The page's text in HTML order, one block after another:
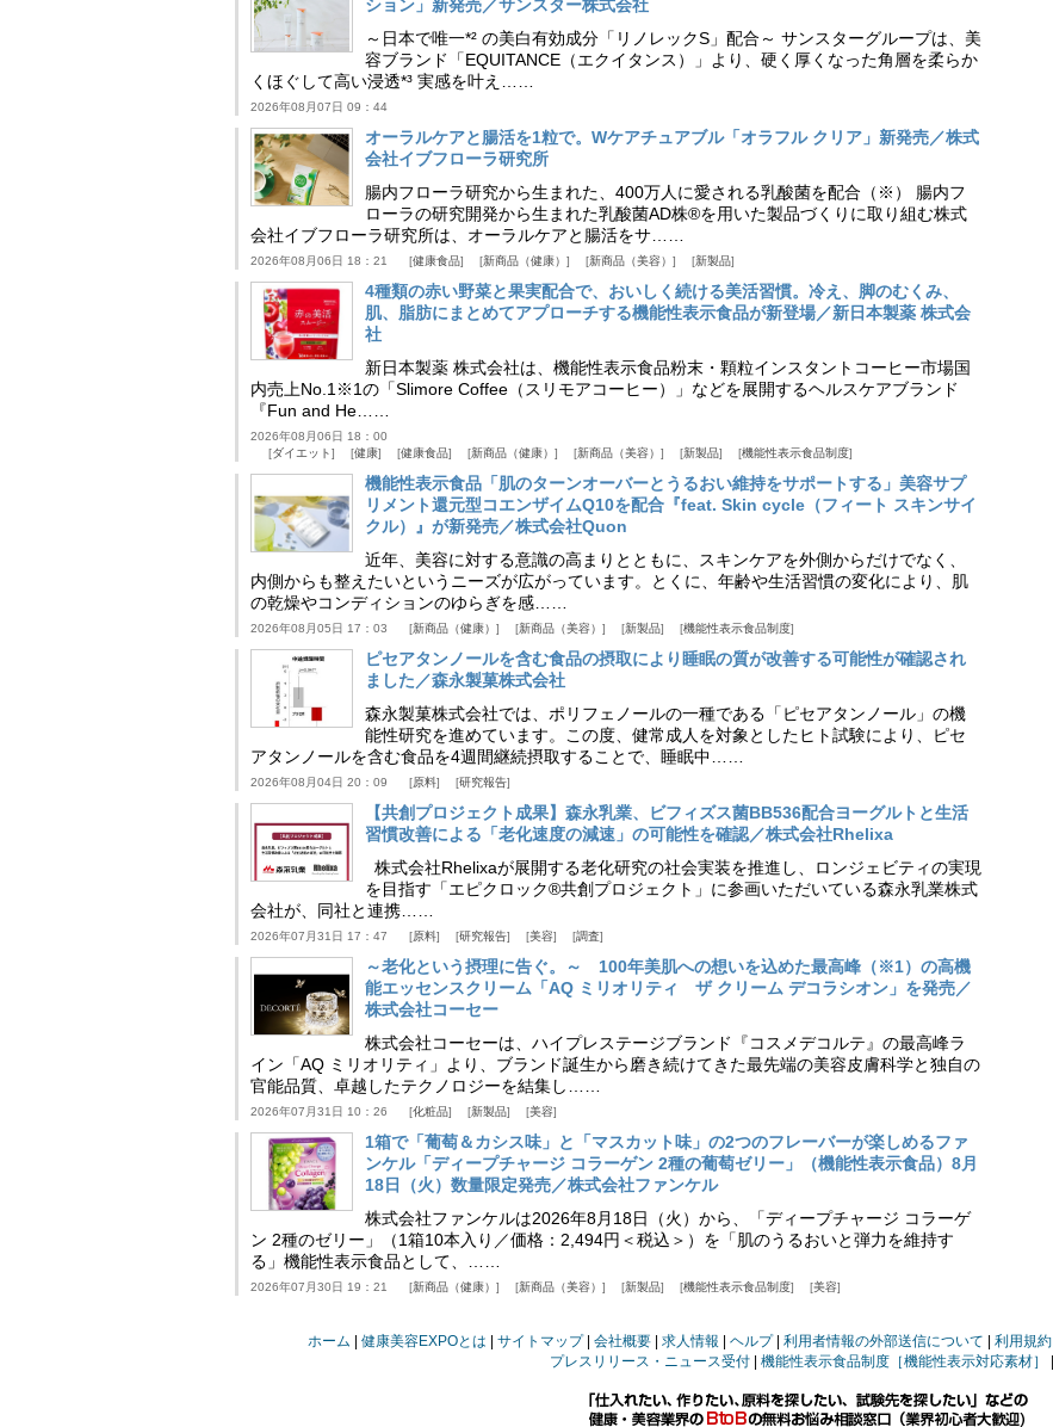
ション」新発売／サンスター株式会社
～日本で唯一*² の美白有効成分「リノレックS」配合～ サンスターグループは、美
容ブランド「EQUITANCE（エクイタンス）」より、硬く厚くなった角層を柔らか
くほぐして高い浸透*³ 実感を叶え……
2026年08月07日 09：44
オーラルケアと腸活を1粒で。Wケアチュアブル「オラフル クリア」新発売／株式
会社イブフローラ研究所
腸内フローラ研究から生まれた、400万人に愛される乳酸菌を配合（※） 腸内フ
ローラの研究開発から生まれた乳酸菌AD株®を用いた製品づくりに取り組む株式
会社イブフローラ研究所は、オーラルケアと腸活をサ……
2026年08月06日 18：21 健康食品 新商品（健康） 新商品（美容） 新製品
4種類の赤い野菜と果実配合で、おいしく続ける美活習慣。冷え、脚のむくみ、
肌、脂肪にまとめてアプローチする機能性表示食品が新登場／新日本製薬 株式会
社
新日本製薬 株式会社は、機能性表示食品粉末・顆粒インスタントコーヒー市場国
内売上No.1※1の「Slimore Coffee（スリモアコーヒー）」などを展開するヘルスケアブランド
『Fun and He……
2026年08月06日 18：00
ダイエット
健康 健康食品 新商品（健康） 新商品（美容） 新製品 機能性表示食品制度
機能性表示食品「肌のターンオーバーとうるおい維持をサポートする」美容サプ
リメント還元型コエンザイムQ10を配合『feat. Skin cycle（フィート スキンサイ
クル）』が新発売／株式会社Quon
近年、美容に対する意識の高まりとともに、スキンケアを外側からだけでなく、
内側からも整えたいというニーズが広がっています。とくに、年齢や生活習慣の変化により、肌
の乾燥やコンディションのゆらぎを感……
2026年08月05日 17：03 新商品（健康） 新商品（美容） 新製品 機能性表示食品制度
ピセアタンノールを含む食品の摂取により睡眠の質が改善する可能性が確認され
ました／森永製菓株式会社
森永製菓株式会社では、ポリフェノールの一種である「ピセアタンノール」の機
能性研究を進めています。この度、健常成人を対象としたヒト試験により、ピセ
アタンノールを含む食品を4週間継続摂取することで、睡眠中……
2026年08月04日 20：09 原料 研究報告
【共創プロジェクト成果】森永乳業、ビフィズス菌BB536配合ヨーグルトと生活
習慣改善による「老化速度の減速」の可能性を確認／株式会社Rhelixa
株式会社Rhelixaが展開する老化研究の社会実装を推進し、ロンジェビティの実現
を目指す「エピクロック®共創プロジェクト」に参画いただいている森永乳業株式
会社が、同社と連携……
2026年07月31日 17：47 原料 研究報告 美容 調査
～老化という摂理に告ぐ。～ 100年美肌への想いを込めた最高峰（※1）の高機
能エッセンスクリーム「AQ ミリオリティ ザ クリーム デコラシオン」を発売／
株式会社コーセー
株式会社コーセーは、ハイプレステージブランド『コスメデコルテ』の最高峰ラ
イン「AQ ミリオリティ」より、ブランド誕生から磨き続けてきた最先端の美容皮膚科学と独自の
官能品質、卓越したテクノロジーを結集し……
2026年07月31日 10：26 化粧品 新製品 美容
1箱で「葡萄＆カシス味」と「マスカット味」の2つのフレーバーが楽しめるファ
ンケル「ディープチャージ コラーゲン 2種の葡萄ゼリー」（機能性表示食品）8月
18日（火）数量限定発売／株式会社ファンケル
株式会社ファンケルは2026年8月18日（火）から、「ディープチャージ コラーゲ
ン 2種のゼリー」（1箱10本入り／価格：2,494円＜税込＞）を「肌のうるおいと弾力を維持す
る」機能性表示食品として、……
2026年07月30日 19：21 新商品（健康） 新商品（美容） 新製品 機能性表示食品制度 美容
ホーム 健康美容EXPOとは サイトマップ 会社概要 求人情報 ヘルプ 利用者情報の外部送信について 利用規約
プレスリリース・ニュース受付
機能性表示食品制度［機能性表示対応素材］